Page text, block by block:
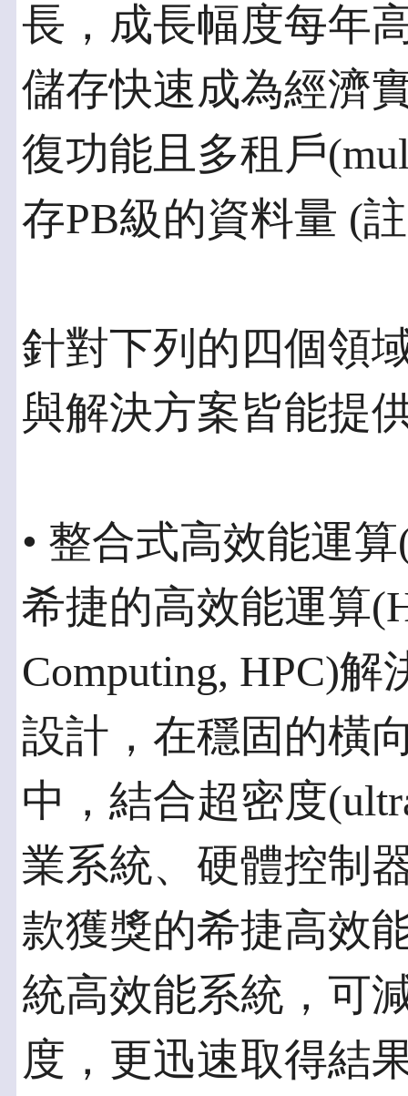
長，成長幅度每年
儲存快速成為經濟
復功能且多租戶
存PB級的資料量 (
針對下列的四個領
與解決方案皆能提
• 整合式高效能運
希捷的高效能運算
Computing, HPC)
設計，在穩固的橫
中，結合超密度
業系統、硬體控制
款獲獎的希捷高效
統高效能系統，可
度，更迅速取得結